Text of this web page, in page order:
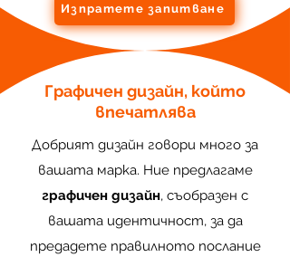
Изпратете запитване
Графичен дизайн, който
впечатлява
Добрият дизайн говори много за
вашата марка. Ние предлагаме
графичен дизайн, съобразен с
вашата идентичност, за да
предадете правилното послание